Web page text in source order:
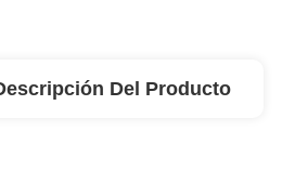
Del Producto